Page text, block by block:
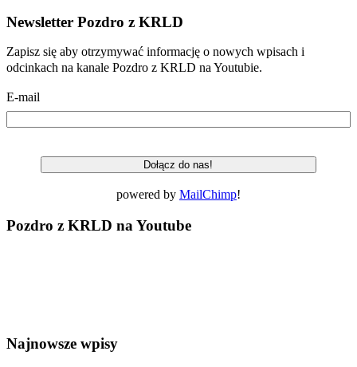
Newsletter Pozdro z KRLD
Zapisz się aby otrzymywać informację o nowych wpisach i
odcinkach na kanale Pozdro z KRLD na Youtubie.
E-mail
powered by MailChimp!
Pozdro z KRLD na Youtube
Najnowsze wpisy